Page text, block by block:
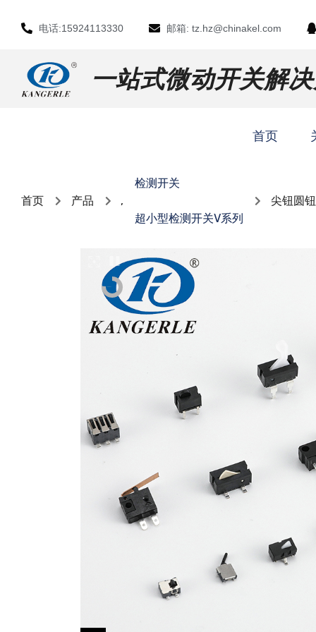
电话:15924113330 邮箱: tz.hz@chinakel.com
一站式微动开关解
首页
首页 产品
检测开关
,
超小型检测开关V系列
尖钮圆